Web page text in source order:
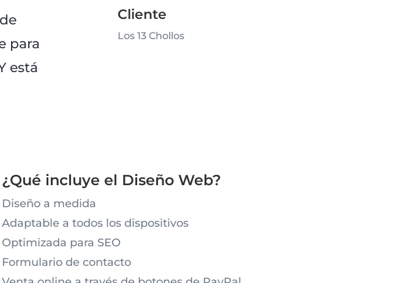
para
está
Cliente
Los 13 Chollos
¿Qué incluye el Diseño Web?
Diseño a medida
Adaptable a todos los dispositivos
Optimizada para SEO
Formulario de contacto